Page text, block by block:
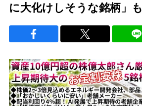
に大化けしそうな銘柄」も